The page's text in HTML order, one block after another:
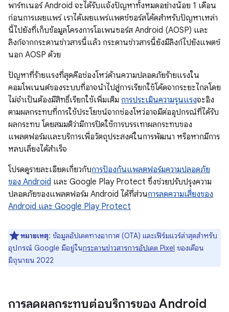
พาร์ทเนอร์ Android จะได้รับแจ้งปัญหาทั้งหมดอย่างน้อย 1 เดือน
ก่อนการเผยแพร่ เราได้เผยแพร่แพตช์ซอร์สโค้ดสำหรับปัญหาเหล่า
นี้ไปยังที่เก็บข้อมูลโครงการโอเพนซอร์ส Android (AOSP) และ
ลิงก์จากกระดานข่าวสารนี้แล้ว กระดานข่าวสารนี้ยังมีลิงก์ไปยังแพตช์
นอก AOSP ด้วย
ปัญหาที่ร้ายแรงที่สุดคือช่องโหว่ด้านความปลอดภัยร้ายแรงใน
คอมโพเนนต์ของระบบที่อาจนำไปสู่การเรียกใช้โค้ดจากระยะไกลโดย
ไม่จำเป็นต้องมีสิทธิ์เรียกใช้เพิ่มเติม การประเมินความรุนแรงจะอิง
ตามผลกระทบที่การใช้ประโยชน์จากช่องโหว่อาจมีต่ออุปกรณ์ที่ได้รับ
ผลกระทบ โดยสมมติว่ามีการปิดใช้การบรรเทาผลกระทบของ
แพลตฟอร์มและบริการเพื่อวัตถุประสงค์ในการพัฒนา หรือหากมีการ
หลบเลี่ยงได้สําเร็จ
โปรดดูรายละเอียดเกี่ยวกับการป้องกันแพลตฟอร์มความปลอดภัย
ของ Android และ Google Play Protect ซึ่งช่วยปรับปรุงความ
ปลอดภัยของแพลตฟอร์ม Android ได้ที่ส่วนการลดความเสี่ยงของ
Android และ Google Play Protect
หมายเหตุ: ข้อมูลอัปเดตทางอากาศ (OTA) และเฟิร์มแวร์ล่าสุดสำหรับ
อุปกรณ์ Google มีอยู่ในกระดานข่าวสารการอัปเดต Pixel ของเดือน
มิถุนายน 2022
การลดผลกระทบต่อบริการของ Android